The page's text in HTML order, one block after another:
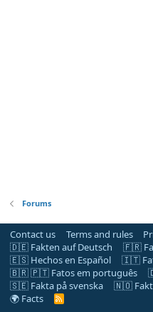
Forums
Contact us Terms and rules
🇩🇪 Fakten auf Deutsch
🇫🇷
🇪🇸 Hechos en Español
🇮🇹
🇧🇷 🇵🇹 Fatos em português
🇸🇪 Fakta på svenska
🇳🇴
🌍 Facts
R